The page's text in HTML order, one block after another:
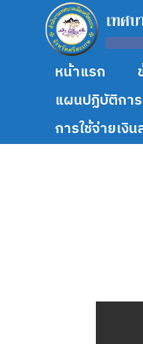
หน้าแรก
แผนปฏิบัติกา
การใช้จ่ายเงิ